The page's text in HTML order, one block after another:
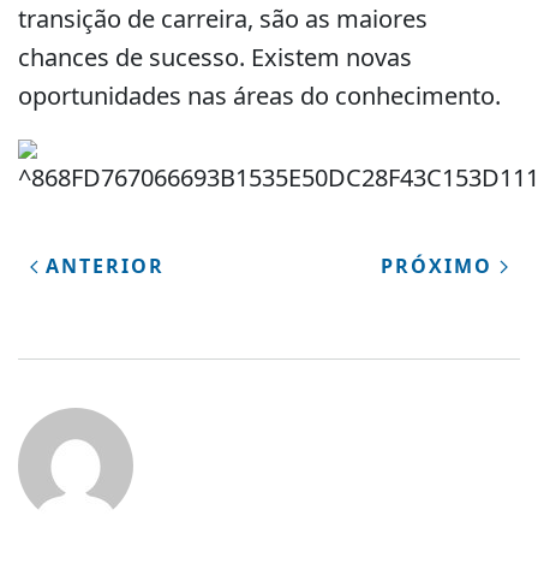
transição de carreira, são as maiores
chances de sucesso. Existem novas
oportunidades nas áreas do conhecimento.
ANTERIOR PRÓXIMO